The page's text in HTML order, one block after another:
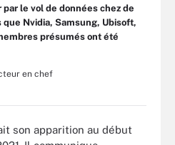
le vol de données chez de
Nvidia, Samsung, Ubisoft,
présumés ont été
en chef
son apparition au début